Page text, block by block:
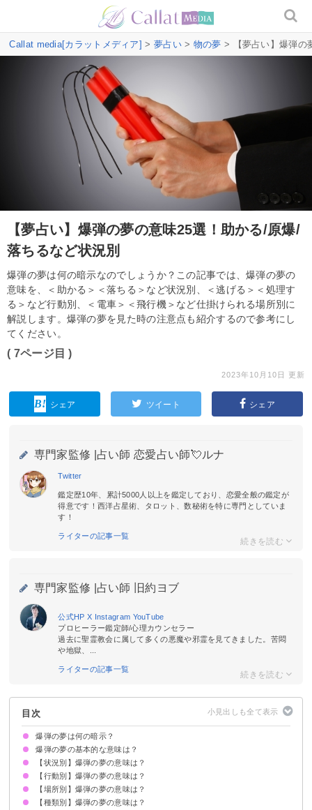
Callat media[カラットメディア] > 夢占い> 物の夢 > 【夢占い】爆弾の
【夢占い】爆弾の夢の意味25選！助かる/原爆/
落ちるなど状況別
爆弾の夢は何の暗示なのでしょうか？この記事では、爆弾の夢の
意味を、＜助かる＞＜落ちる＞など状況別、＜逃げる＞＜処理す
る＞など行動別、＜電車＞＜飛行機＞など仕掛けられる場所別に
解説します。爆弾の夢を見た時の注意点も紹介するので参考にし
てください。
( 7ページ目 )
2023年10月10日 更新
シェア ツイート シェア
専門家監修 | 占い師 恋愛占い師💘ルナ
Twitter
鑑定歴10年、累計5000人以上を鑑定しており、恋愛全般の鑑定が
得意です！西洋占星術、タロット、数秘術を特に専門としていま
す！
ライターの記事一覧
専門家監修 | 占い師 旧約ヨブ
公式HP X Instagram YouTube
プロヒーラー鑑定師/心理カウンセラー
過去に聖霊教会に属して多くの悪魔や邪霊を見てきました。苦悶
や地獄、...
ライターの記事一覧
目次
爆弾の夢は何の暗示？
爆弾の夢の基本的な意味は？
不満やストレスが爆発してしまう暗示
状況によって意味が決まる
【状況別】爆弾の夢の意味は？
爆弾が落ちてくる夢【凶夢】
爆弾が爆発しても助かる夢【吉夢】
爆弾が仕掛けられる夢【願望夢】
爆弾が爆発する夢【警告夢】
爆弾が爆発しない夢【警告夢】
爆弾で怪我をする夢【凶夢】
爆破予告をされる夢【警告夢】
爆弾が戦争で飛んでくる夢【吉夢】
爆弾で殺される夢【吉夢】
爆弾の煙の夢【吉夢・凶夢】
【行動別】爆弾の夢の意味は？
爆弾から逃げる夢【警告夢】
爆弾を処理する夢【警告夢】
爆弾を投げる夢【警告夢】
爆弾で火事になる夢【吉夢】
爆弾で殺す夢【警告夢】
爆弾を仕掛ける夢【警告夢】
爆弾から隠れる夢【警告夢】
爆弾を作る夢【凶夢】
爆弾のスイッチを押す夢【吉夢】
【場所別】爆弾の夢の意味は？
飛行機に爆弾が仕掛けられる夢【凶夢】
家に爆弾が仕掛けられる夢【凶夢】
電車に爆弾が仕掛けられる夢【凶夢・吉夢】
【種類別】爆弾の夢の意味は？